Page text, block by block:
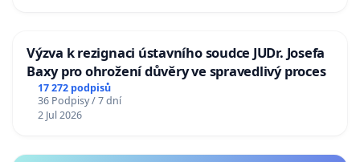
Výzva k rezignaci ústavního soudce JUDr. Josefa
Baxy pro ohrožení důvěry ve spravedlivý proces
17 272 podpisů
36 Podpisy / 7 dní
2 Jul 2026